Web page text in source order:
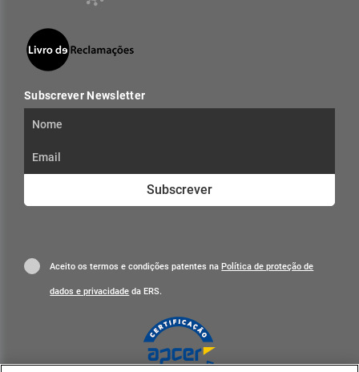
Subscrever Newsletter
Subscrever
Aceito os termos e condições patentes naPolítica de proteção de
dados e privacidade da ERS.